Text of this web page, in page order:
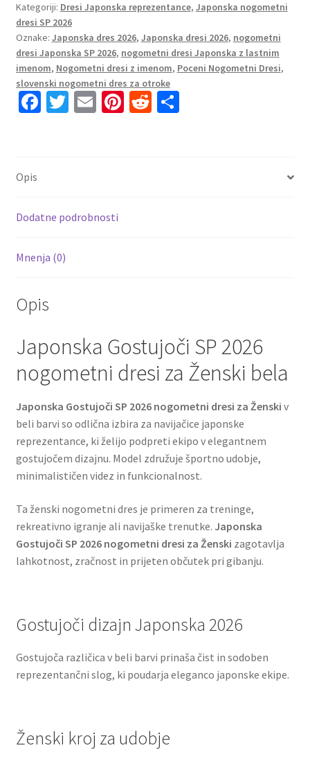
dresi
za
Ženski
bela
količina
Kategoriji: Dresi Japonska reprezentance, Japonska nogometni
dresi SP 2026
Oznake: Japonska dres 2026, Japonska dresi 2026, nogometni
dresi Japonska SP 2026, nogometni dresi Japonska z lastnim
imenom, Nogometni dresi z imenom, Poceni Nogometni Dresi,
slovenski nogometni dres za otroke
Fa
k
T E Pi R S
Opis
Dodatne podrobnosti
Mnenja (0)
Opis
Japonska Gostujoči SP 2026
nogometni dresi za Ženski bela
Japonska Gostujoči SP 2026 nogometni dresi za Ženski v
beli barvi so odlična izbira za navijačice japonske
reprezentance, ki želijo podpreti ekipo v elegantnem
gostujočem dizajnu. Model združuje športno udobje,
minimalističen videz in funkcionalnost.
Ta ženski nogometni dres je primeren za treninge,
rekreativno igranje ali navijaške trenutke. Japonska
Gostujoči SP 2026 nogometni dresi za Ženski zagotavlja
lahkotnost, zračnost in prijeten občutek pri gibanju.
Gostujoči dizajn Japonska 2026
Gostujoča različica v beli barvi prinaša čist in sodoben
reprezentančni slog, ki poudarja eleganco japonske ekipe.
Ženski kroj za udobje